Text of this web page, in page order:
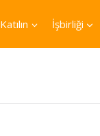
Katılın İşbirliği